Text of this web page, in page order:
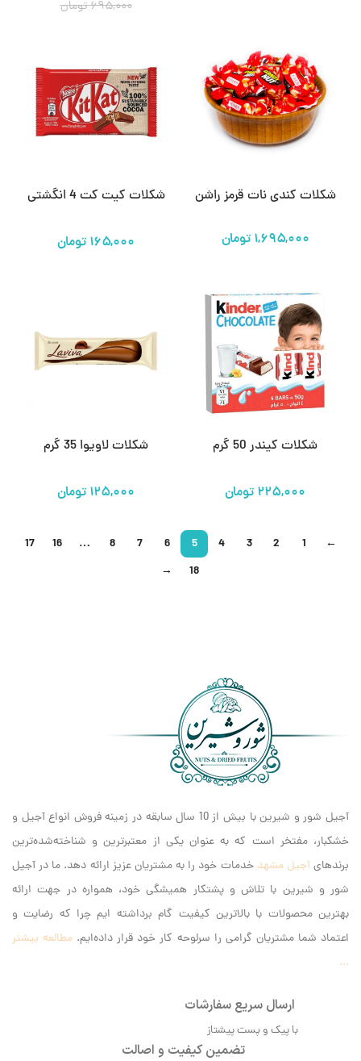
۶۹۵,۰۰۰تومان
شکلات کندی نات قرمز راشن شکلات کیت کت 4 انگشتی
تومان
شکلات کیندر 50 گرم
تومان
شکلات لاویوا 35 گرم
تومان
←
1
2
3
4
5
6
7
8
…
16
17
18
→
آجیل شور و شیرین با بیش از 10 سال سابقه در زمینه فروش انواع آجیل و
خشکبار، مفتخر است که به عنوان یکی از معتبرترین و شناخته‌شده‌ترین
برندهایآجیل مشهد خدمات خود را به مشتریان عزیز ارائه دهد. ما در آجیل
شور و شیرین با تلاش و پشتکار همیشگی خود، همواره در جهت ارائه
بهترین محصولات با بالاترین کیفیت گام برداشته ایم‌ چرا که رضایت و
اعتماد شما مشتریان گرامی را سرلوحه کار خود قرار داده‌ایم. مطالعه بیشتر
...
ارسال سریع سفارشات
با پیک و پست پیشتاز
تضمین کیفیت و اصالت